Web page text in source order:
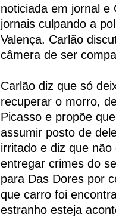
noticiada em jornal e
jornais culpando a
Valença. Carlão
câmera de ser
Carlão diz que só
recuperar o morro,
Picasso e propõe
assumir posto de
irritado e diz que
entregar crimes do
para Das Dores por
que carro foi
estranho esteja